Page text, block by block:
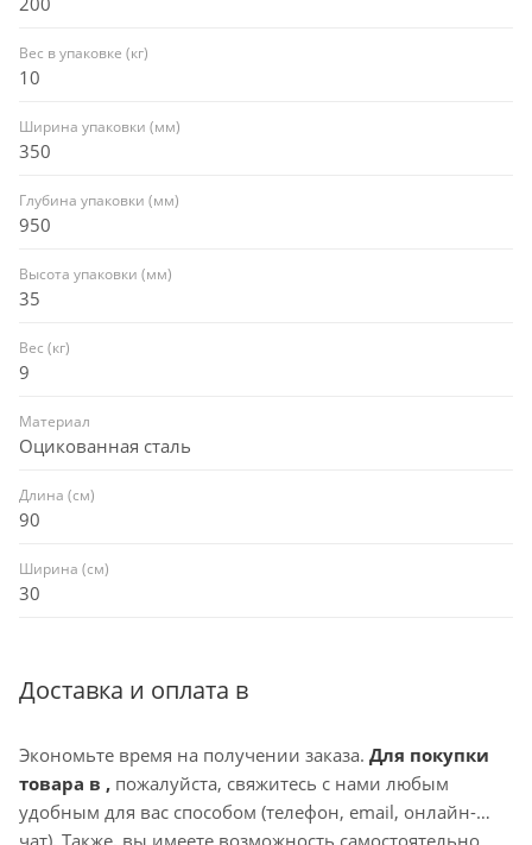
Вес в упаковке (кг)
10
Ширина упаковки (мм)
350
Глубина упаковки (мм)
950
Высота упаковки (мм)
35
Вес (кг)
9
Материал
Оцикованная сталь
Длина (см)
90
Ширина (см)
30
Доставка и оплата в
Экономьте время на получении заказа. Для покупки
товара в , пожалуйста, свяжитесь с нами любым
удобным для вас способом (телефон, email, онлайн-
чат). Также, вы имеете возможность самостоятельно